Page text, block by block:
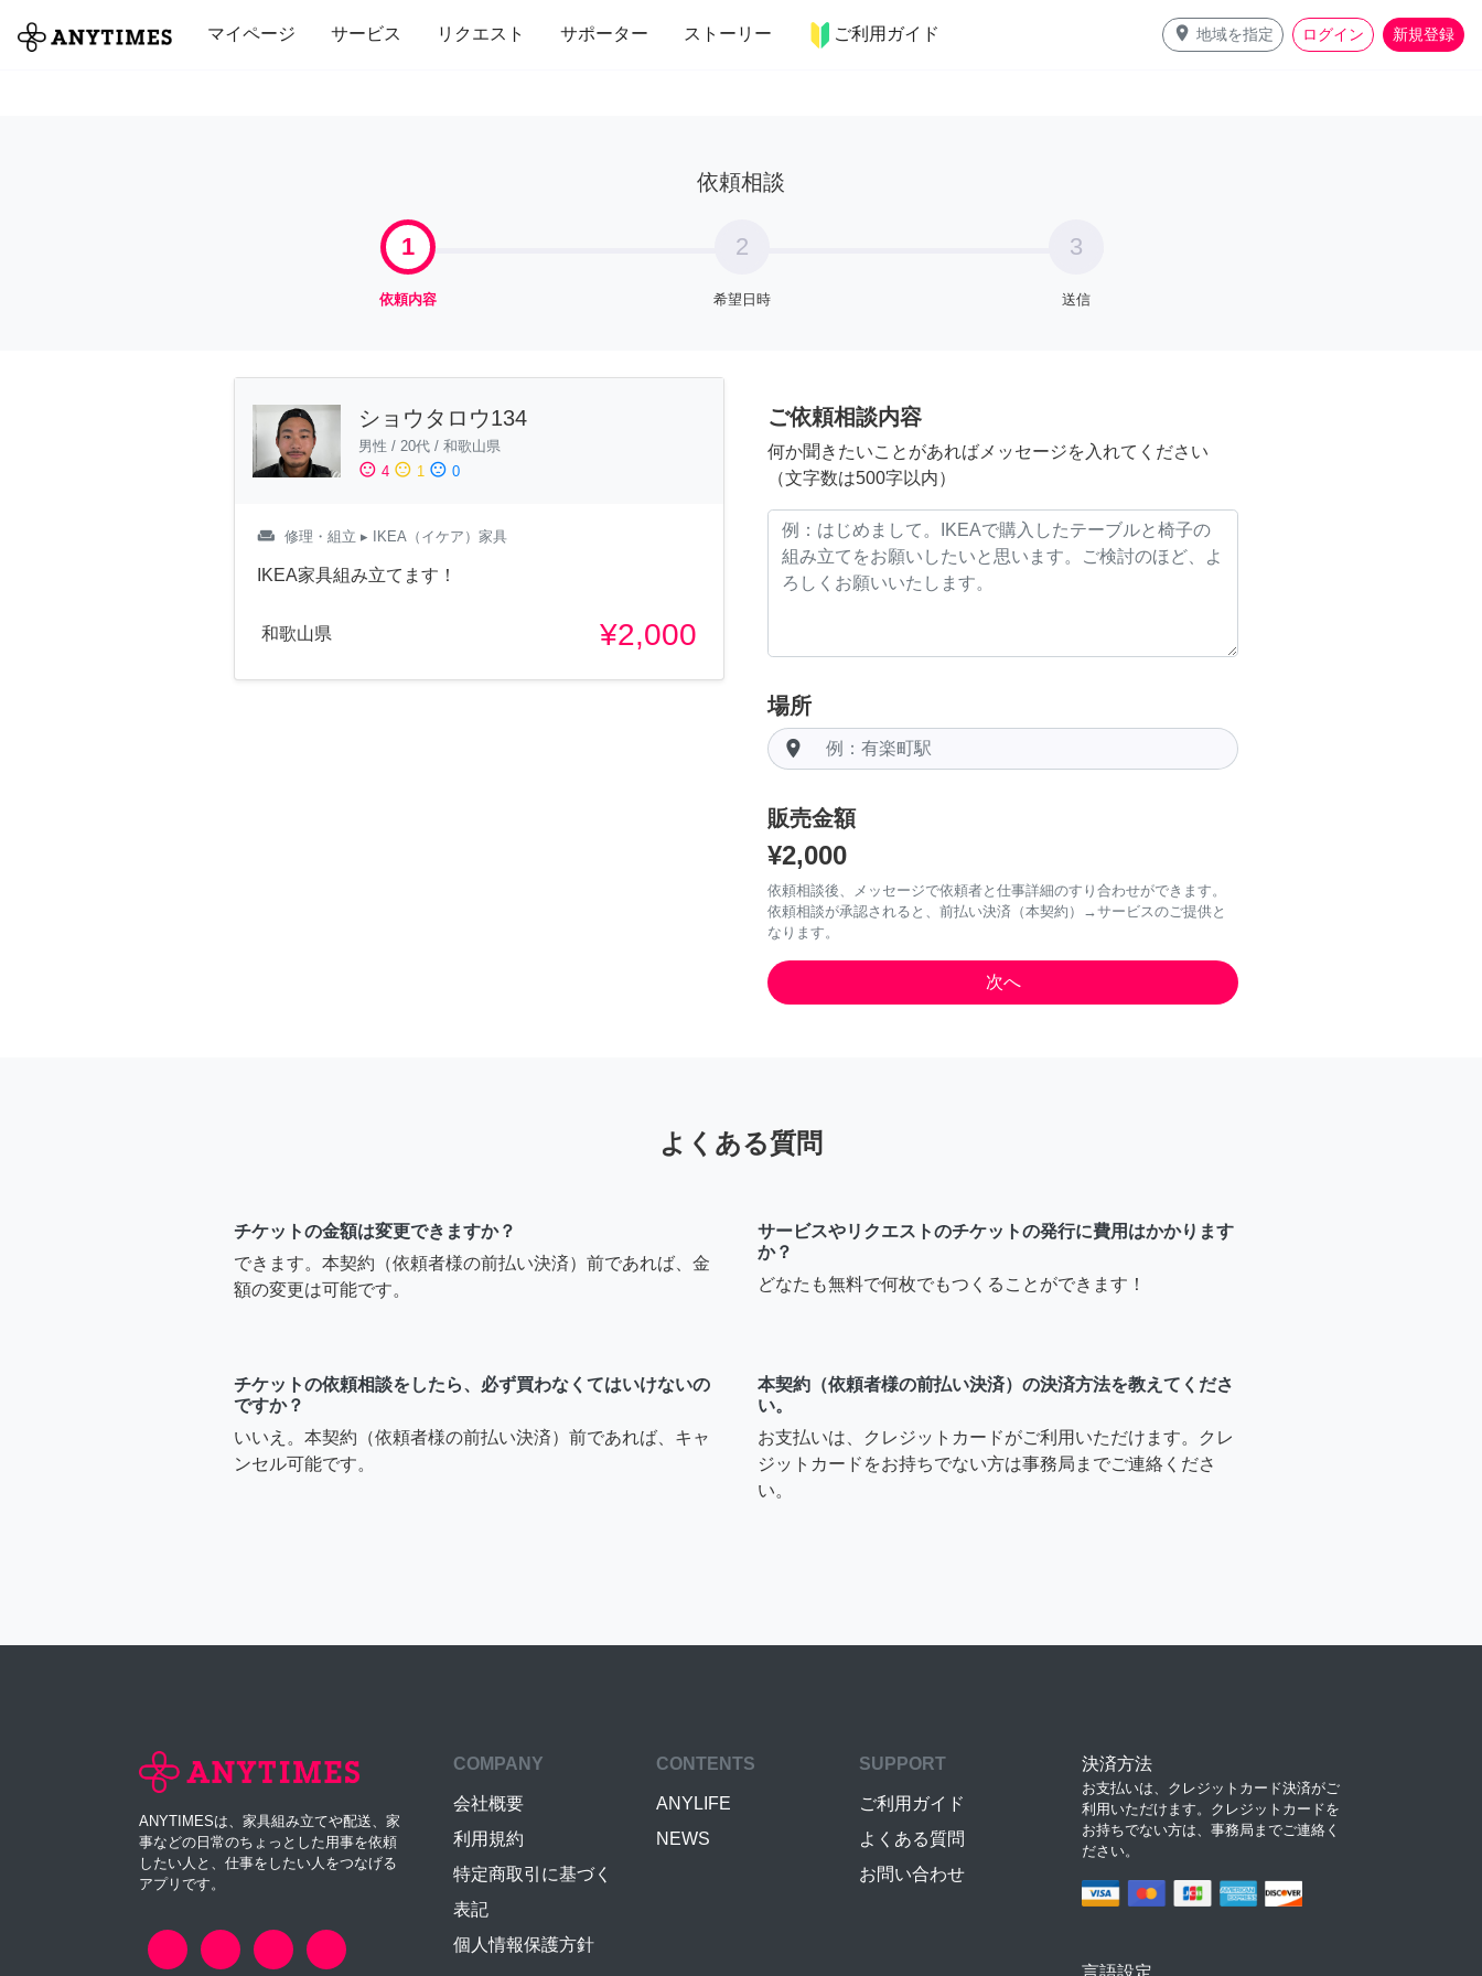
マイページ サービス リクエスト サポーター ストーリー ご利用ガイド place 地域を指定 ログイン 新規登録
全て 修理・組立 家事 引っ越し インテリア 趣味・習い事 ペット 料理
依頼相談
1
依頼内容
2
希望日時
3
送信
ショウタロウ134
男性 / 20代 / 和歌山県
sentiment_satisfied 4 sentiment_neutral 1 sentiment_dissatisfied 0
weekend 修理・組立 ▸ IKEA（イケア）家具
IKEA家具組み立てます！
和歌山県 ¥2,000
ご依頼相談内容
何か聞きたいことがあればメッセージを入れてください
（文字数は500字以内）
場所
room
販売金額
¥2,000
依頼相談後、メッセージで依頼者と仕事詳細のすり合わせができます。
依頼相談が承認されると、前払い決済（本契約）→サービスのご提供と
なります。
よくある質問
チケットの金額は変更できますか？
できます。本契約（依頼者様の前払い決済）前であれば、金
額の変更は可能です。
サービスやリクエストのチケットの発行に費用はかかります
か？
どなたも無料で何枚でもつくることができます！
チケットの依頼相談をしたら、必ず買わなくてはいけないの
ですか？
いいえ。本契約（依頼者様の前払い決済）前であれば、キャ
ンセル可能です。
本契約（依頼者様の前払い決済）の決済方法を教えてくださ
い。
お支払いは、クレジットカードがご利用いただけます。クレ
ジットカードをお持ちでない方は事務局までご連絡くださ
い。
ANYTIMESは、家具組み立てや配送、家
事などの日常のちょっとした用事を依頼
したい人と、仕事をしたい人をつなげる
アプリです。
COMPANY
会社概要
利用規約
特定商取引に基づく
表記
個人情報保護方針
CONTENTS
ANYLIFE
NEWS
SUPPORT
ご利用ガイド
よくある質問
お問い合わせ
決済方法
お支払いは、クレジットカード決済がご
利用いただけます。クレジットカードを
お持ちでない方は、事務局までご連絡く
ださい。
言語設定